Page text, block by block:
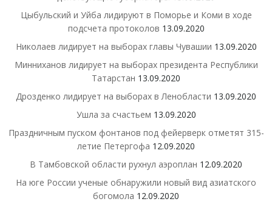
Цыбульский и Уйба лидируют в Поморье и Коми в ходе
подсчета протоколов 13.09.2020
Николаев лидирует на выборах главы Чувашии 13.09.2020
Минниханов лидирует на выборах президента Республики
Татарстан 13.09.2020
Дрозденко лидирует на выборах в Ленобласти 13.09.2020
Ушла за счастьем 13.09.2020
Праздничным пуском фонтанов под фейерверк отметят 315-
летие Петергофа 12.09.2020
В Тамбовской области рухнул аэроплан 12.09.2020
На юге России ученые обнаружили новый вид азиатского
богомола 12.09.2020